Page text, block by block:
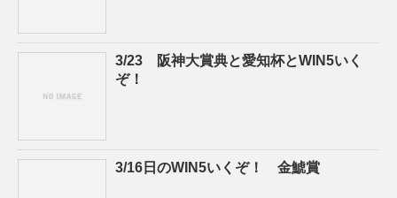
3/23 阪神大賞典と愛知杯とWIN5いく
ぞ！
3/16日のWIN5いくぞ！ 金鯱賞